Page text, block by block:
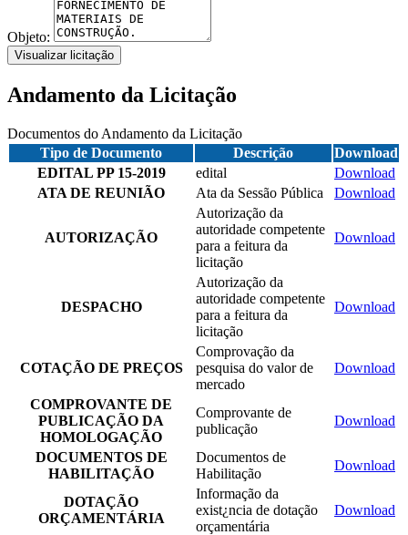
Objeto:
Visualizar licitação
Andamento da Licitação
Documentos do Andamento da Licitação
Tipo de Documento
Descrição
Download
EDITAL PP 15-2019
edital
Download
ATA DE REUNIÃO
Ata da Sessão Pública Download
AUTORIZAÇÃO
Autorização da
autoridade competente
para a feitura da
licitação
Download
DESPACHO
Autorização da
autoridade competente
para a feitura da
licitação
Download
COTAÇÃO DE PREÇOS
Comprovação da
pesquisa do valor de
mercado
Download
COMPROVANTE DE
PUBLICAÇÃO DA
HOMOLOGAÇÃO
Comprovante de
publicação
Download
DOCUMENTOS DE
HABILITAÇÃO
Documentos de
Habilitação
Download
DOTAÇÃO
ORÇAMENTÁRIA
Informação da
exist¿ncia de dotação
orçamentária
Download